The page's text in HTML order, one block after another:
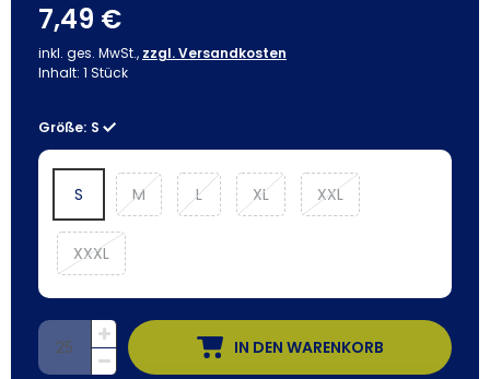
7,49 €
inkl. ges. MwSt., zzgl. Versandkosten
Inhalt: 1 Stück
Größe: S
S M L XL XXL
XXXL
IN DEN WARENKORB